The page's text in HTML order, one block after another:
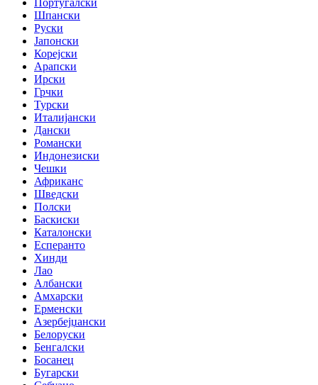
Шпански
Руски
Јапонски
Корејски
Арапски
Ирски
Грчки
Турски
Италијански
Дански
Романски
Индонезиски
Чешки
Африканс
Шведски
Полски
Баскиски
Каталонски
Есперанто
Хинди
Лао
Албански
Амхарски
Ерменски
Азербејџански
Белоруски
Бенгалски
Босанец
Бугарски